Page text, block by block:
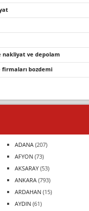
nakliyat ve depolam
fi̇rmalari bozdemi̇
ADANA (207)
AFYON (73)
AKSARAY (53)
ANKARA (793)
ARDAHAN (15)
AYDIN (61)